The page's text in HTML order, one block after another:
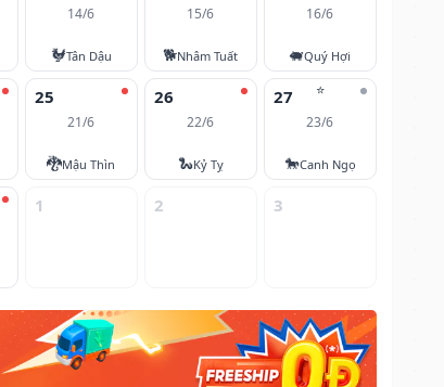
14/6
🐓Tân Dậu
15/6
🐕Nhâm Tuất
16/6
🐖Quý Hợi
25
21/6
🐉Mậu Thìn
26
22/6
🐍Kỷ Tỵ
⭐
27
23/6
🐎Canh Ngọ
1 2 3